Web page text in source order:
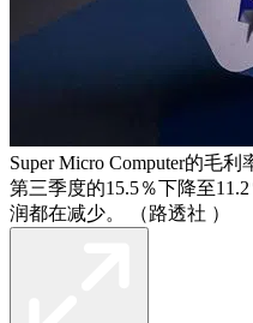
Super Micro Computer的毛
第三季度的15.5％下降至
润都在减少。 （路透社 ）